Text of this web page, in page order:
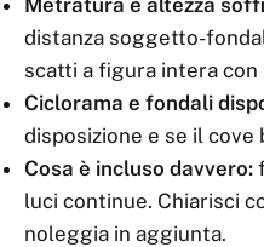
Metratura e altezza
distanza soggetto-
scatti a figura intera con
Ciclorama e fondali
disposizione e se il cove
Cosa è incluso davvero:
luci continue. Chiarisci
noleggia in aggiunta.